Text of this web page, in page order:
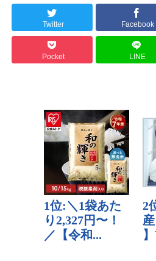
Twitter Facebook
Pocket LINE